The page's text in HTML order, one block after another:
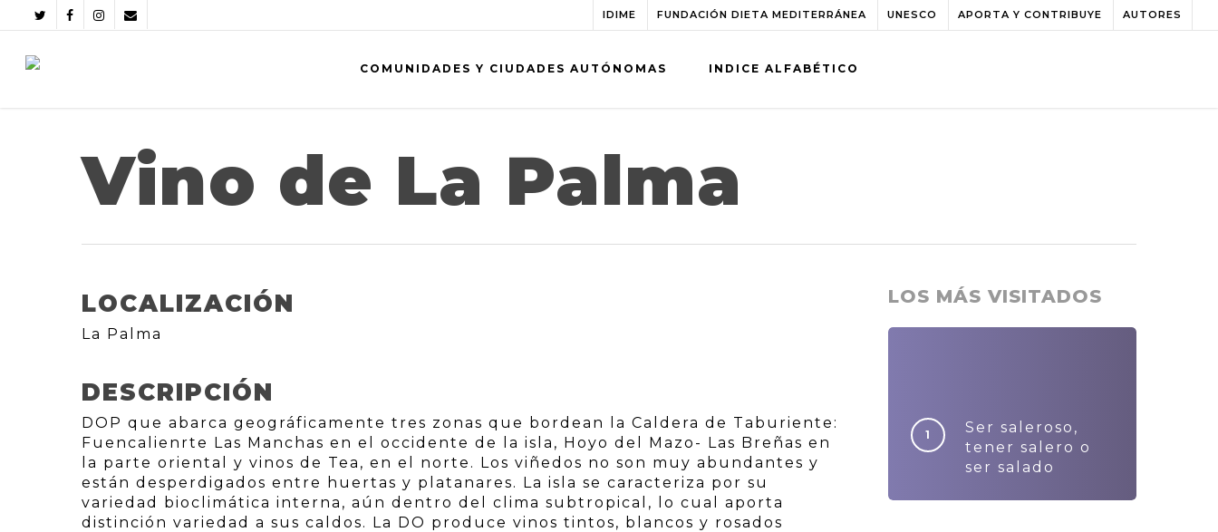
IDIME FUNDACIÓN DIETA MEDITERRÁNEA UNESCO APORTA Y CONTRIBUYE AUTORES
COMUNIDADES Y CIUDADES AUTÓNOMAS INDICE ALFABÉTICO
Vino de La Palma
LOCALIZACIÓN
La Palma
DESCRIPCIÓN
DOP que abarca geográficamente tres zonas que bordean la Caldera de Taburiente:
Fuencalienrte Las Manchas en el occidente de la isla, Hoyo del Mazo- Las Breñas en
la parte oriental y vinos de Tea, en el norte. Los viñedos no son muy abundantes y
están desperdigados entre huertas y platanares. La isla se caracteriza por su
variedad bioclimática interna, aún dentro del clima subtropical, lo cual aporta
distinción variedad a sus caldos. La DO produce vinos tintos, blancos y rosados
LOS MÁS VISITADOS
Ser saleroso,
tener salero o
ser salado